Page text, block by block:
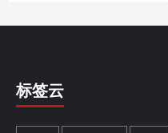
标签云